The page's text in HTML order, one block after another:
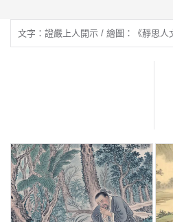
文字：證嚴上人開示 / 繪圖：《靜思人